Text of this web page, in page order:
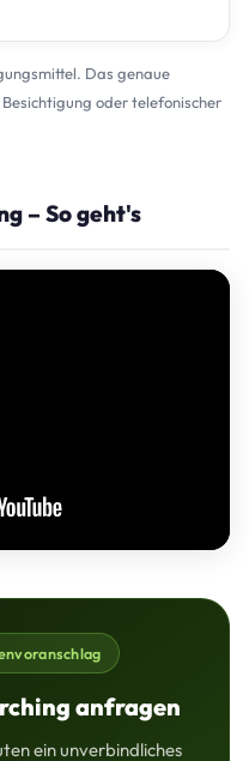
Das genaue
oder telefonischer
– So geht's
anfragen
ein unverbindliches